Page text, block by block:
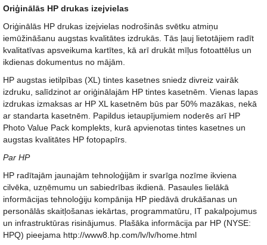
Oriģinālās HP drukas izejvielas
Oriģinālās HP drukas izejvielas nodrošinās svētku atmiņu
iemūžināšanu augstas kvalitātes izdrukās. Tās ļauj lietotājiem radīt
kvalitatīvas apsveikuma kartītes, kā arī drukāt mīļus fotoattēlus un
ikdienas dokumentus no mājām.
HP augstas ietilpības (XL) tintes kasetnes sniedz divreiz vairāk
izdruku, salīdzinot ar oriģinālajām HP tintes kasetnēm. Vienas lapas
izdrukas izmaksas ar HP XL kasetnēm būs par 50% mazākas, nekā
ar standarta kasetnēm. Papildus ietaupījumiem noderēs arī HP
Photo Value Pack komplekts, kurā apvienotas tintes kasetnes un
augstas kvalitātes HP fotopapīrs.
Par HP
HP radītajām jaunajām tehnoloģijām ir svarīga nozīme ikviena
cilvēka, uzņēmumu un sabiedrības ikdienā. Pasaules lielākā
informācijas tehnoloģiju kompānija HP piedāvā drukāšanas un
personālās skaitļošanas iekārtas, programmatūru, IT pakalpojumus
un infrastruktūras risinājumus. Plašāka informācija par HP (NYSE:
HPQ) pieejama http://www8.hp.com/lv/lv/home.html